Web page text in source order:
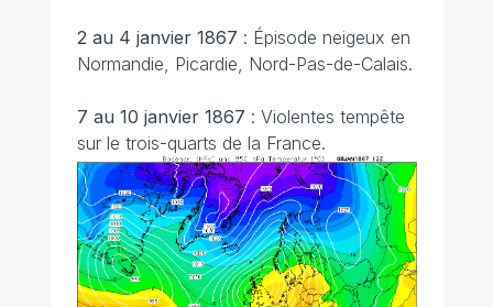
2 au 4 janvier 1867 : Épisode neigeux en
Normandie, Picardie, Nord-Pas-de-Calais.
7 au 10 janvier 1867 : Violentes tempête
sur le trois-quarts de la France.